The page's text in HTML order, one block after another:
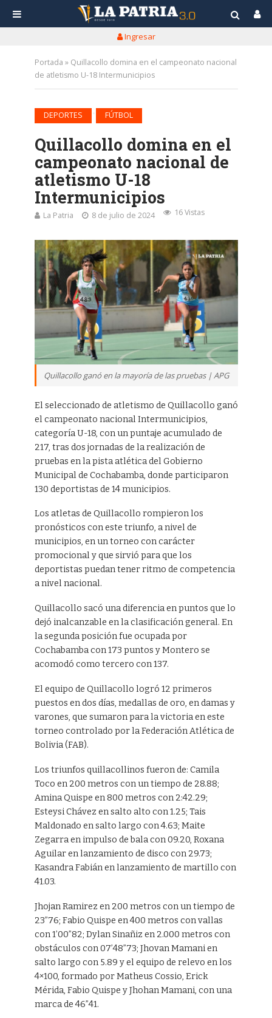
Ingresar
Portada » Quillacollo domina en el campeonato nacional
de atletismo U-18 Intermunicipios
DEPORTES FÚTBOL
Quillacollo domina en el
campeonato nacional de
atletismo U-18
Intermunicipios
La Patria 8 de julio de 2024 16 Vistas
Quillacollo ganó en la mayoría de las pruebas | APG
El seleccionado de atletismo de Quillacollo ganó
el campeonato nacional Intermunicipios,
categoría U-18, con un puntaje acumulado de
217, tras dos jornadas de la realización de
pruebas en la pista atlética del Gobierno
Municipal de Cochabamba, donde participaron
130 deportistas de 14 municipios.
Los atletas de Quillacollo rompieron los
pronósticos con este triunfo, a nivel de
municipios, en un torneo con carácter
promocional y que sirvió para que los
deportistas puedan tener ritmo de competencia
a nivel nacional.
Quillacollo sacó una diferencia en puntos que lo
dejó inalcanzable en la clasificación general. En
la segunda posición fue ocupada por
Cochabamba con 173 puntos y Montero se
acomodó como tercero con 137.
El equipo de Quillacollo logró 12 primeros
puestos en dos días, medallas de oro, en damas y
varones, que sumaron para la victoria en este
torneo controlado por la Federación Atlética de
Bolivia (FAB).
Los triunfos quillacollinos fueron de: Camila
Toco en 200 metros con un tiempo de 28.88;
Amina Quispe en 800 metros con 2:42.29;
Esteysi Chávez en salto alto con 1.25; Tais
Maldonado en salto largo con 4.63; Maite
Zegarra en impulso de bala con 09.20, Roxana
Aguilar en lanzamiento de disco con 29.73;
Kasandra Fabián en lanzamiento de martillo con
41.03.
Jhojan Ramirez en 200 metros con un tiempo de
23”76; Fabio Quispe en 400 metros con vallas
con 1’00”82; Dylan Sinañiz en 2.000 metros con
obstáculos con 07’48”73; Jhovan Mamani en
salto largo con 5.89 y el equipo de relevo en los
4×100, formado por Matheus Cossio, Erick
Mérida, Fabio Quispe y Jhohan Mamani, con una
marca de 46”41.